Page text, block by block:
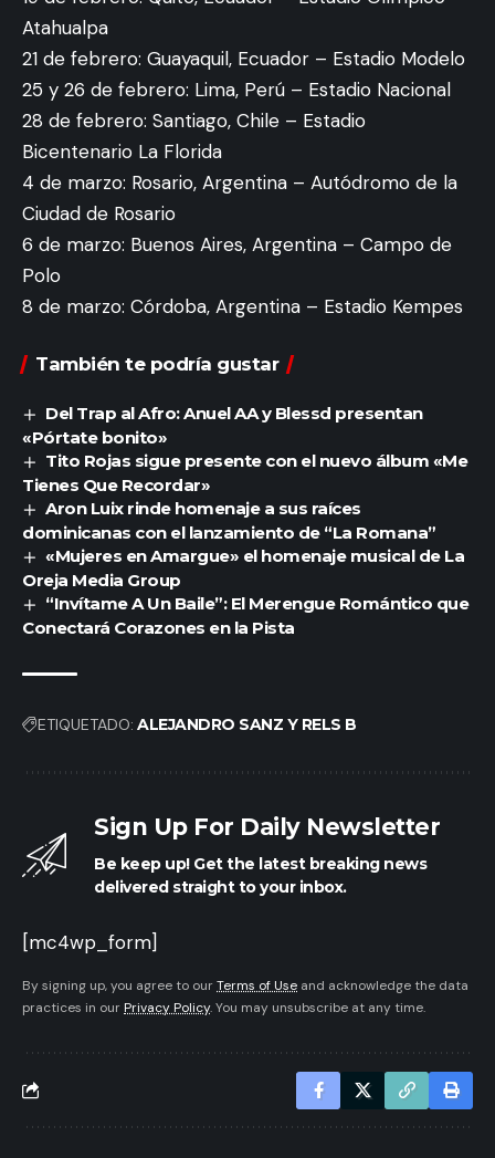
Atahualpa
21 de febrero: Guayaquil, Ecuador – Estadio Modelo
25 y 26 de febrero: Lima, Perú – Estadio Nacional
28 de febrero: Santiago, Chile – Estadio
Bicentenario La Florida
4 de marzo: Rosario, Argentina – Autódromo de la
Ciudad de Rosario
6 de marzo: Buenos Aires, Argentina – Campo de
Polo
8 de marzo: Córdoba, Argentina – Estadio Kempes
También te podría gustar
Del Trap al Afro: Anuel AA y Blessd presentan
«Pórtate bonito»
Tito Rojas sigue presente con el nuevo álbum «Me
Tienes Que Recordar»
Aron Luix rinde homenaje a sus raíces
dominicanas con el lanzamiento de “La Romana”
«Mujeres en Amargue» el homenaje musical de La
Oreja Media Group
“Invítame A Un Baile”: El Merengue Romántico que
Conectará Corazones en la Pista
ETIQUETADO: ALEJANDRO SANZ Y RELS B
Sign Up For Daily Newsletter
Be keep up! Get the latest breaking news
delivered straight to your inbox.
[mc4wp_form]
By signing up, you agree to ourTerms of Use and acknowledge the data
practices in our Privacy Policy. You may unsubscribe at any time.